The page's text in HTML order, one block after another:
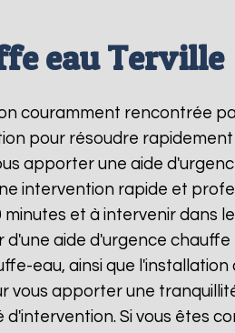
eau Terville
couramment rencontrée
pour résoudre
apporter une aide
intervention rapide et
et à intervenir dans
aide d'urgence chauffe
eau, ainsi que l'installation
apporter une
Si vous êtes